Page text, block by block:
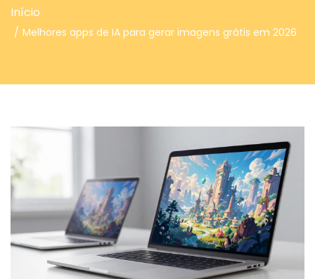
Início
Melhores apps de IA para gerar imagens grátis em 2026